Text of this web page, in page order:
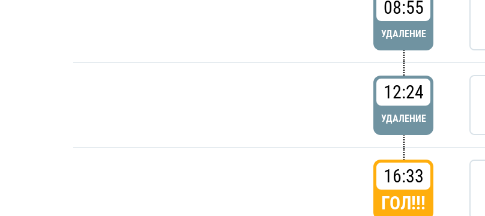
08:55
УДАЛЕНИЕ
12:24
УДАЛЕНИЕ
16:33
ГОЛ!!!